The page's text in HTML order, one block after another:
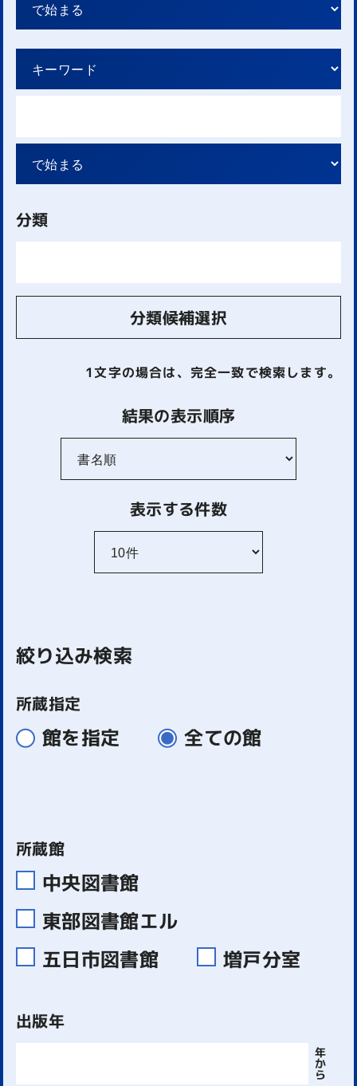
分類
分類候補選択
1文字の場合は、完全一致で検索します。
結果の表示順序
表示する件数
絞り込み検索
所蔵指定
館を指定 全ての館
所蔵館
中央図書館
東部図書館エル
五日市図書館
増戸分室
出版年
年
か
ら